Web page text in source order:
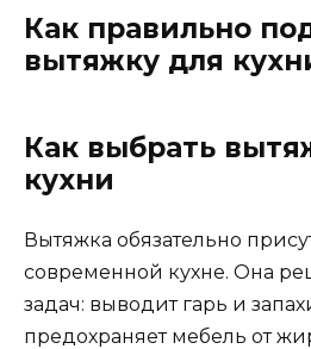
Как правильно
вытяжку для
Как выбрать
кухни
Вытяжка обязательно
современной кухне. Она
задач: выводит гарь и
предохраняет мебель от